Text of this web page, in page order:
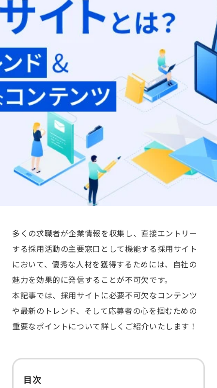
多くの求職者が企業情報を収集し、直接エントリー
する採用活動の主要窓口として機能する採用サイト
において、優秀な人材を獲得するためには、自社の
魅力を効果的に発信することが不可欠です。
本記事では、採用サイトに必要不可欠なコンテンツ
や最新のトレンド、そして応募者の心を掴むための
重要なポイントについて詳しくご紹介いたします！
目次